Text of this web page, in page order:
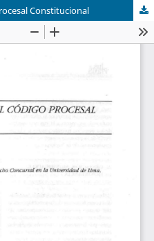
Constitucional